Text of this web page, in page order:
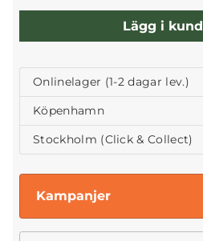
Lägg i
Onlinelager (1-2 dagar lev.)
Köpenhamn
Stockholm (Click & Collect)
Kampanjer